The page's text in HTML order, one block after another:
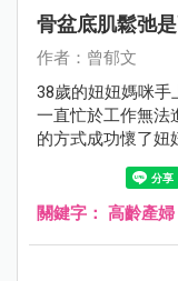
骨盆底肌鬆弛
作者：曾郁文
38歲的妞妞媽咪
一直忙於工作無法
的方式成功懷了妞
辛勞，一心只希
了，但卻出現了
有垂墜感、私密處
關鍵字： 高齡產婦